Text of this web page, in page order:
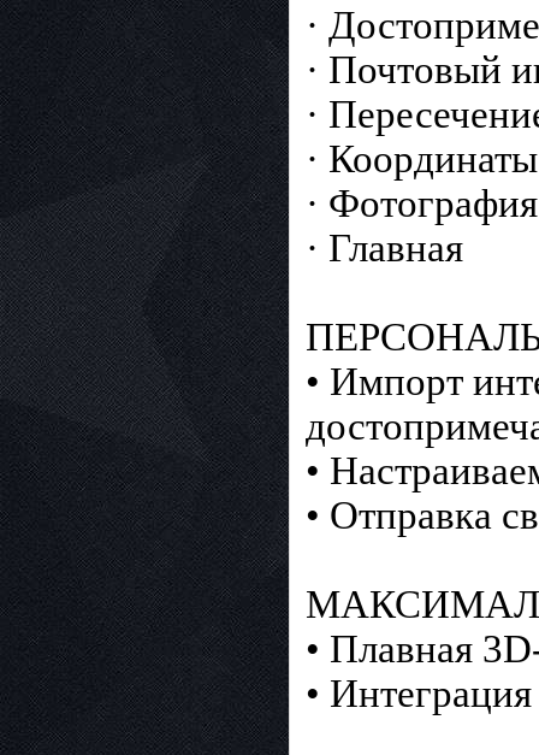
·
· Почтовый
·
·
·
· Главная
• Импорт
•
• Отправка
• Плавная
•